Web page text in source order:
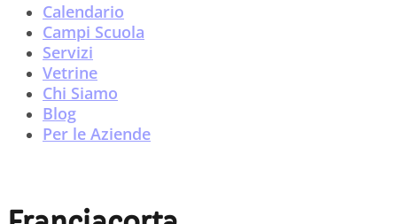
Calendario
Campi Scuola
Servizi
Vetrine
Chi Siamo
Blog
Per le Aziende